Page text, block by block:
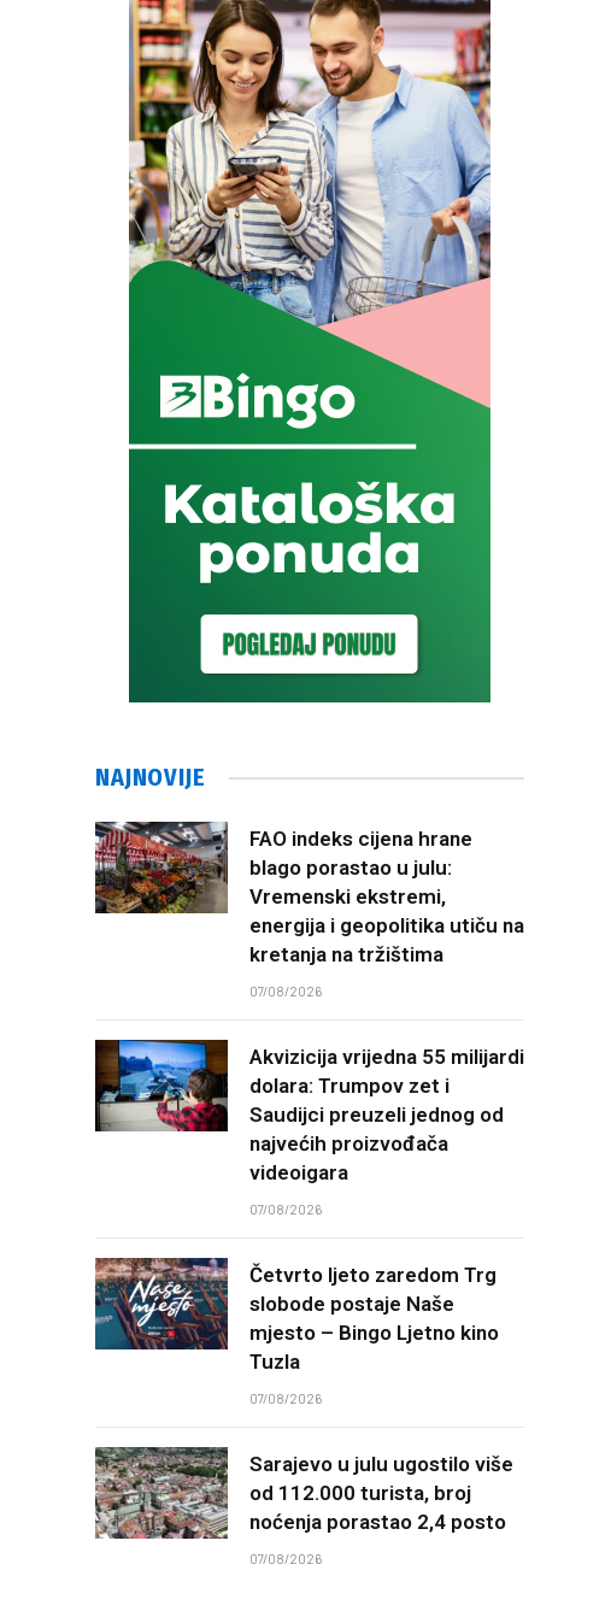
NAJNOVIJE
FAO indeks cijena hrane
blago porastao u julu:
Vremenski ekstremi,
energija i geopolitika utiču na
kretanja na tržištima
07/08/2026
Akvizicija vrijedna 55 milijardi
dolara: Trumpov zet i
Saudijci preuzeli jednog od
najvećih proizvođača
videoigara
07/08/2026
Četvrto ljeto zaredom Trg
slobode postaje Naše
mjesto – Bingo Ljetno kino
Tuzla
07/08/2026
Sarajevo u julu ugostilo više
od 112.000 turista, broj
noćenja porastao 2,4 posto
07/08/2026